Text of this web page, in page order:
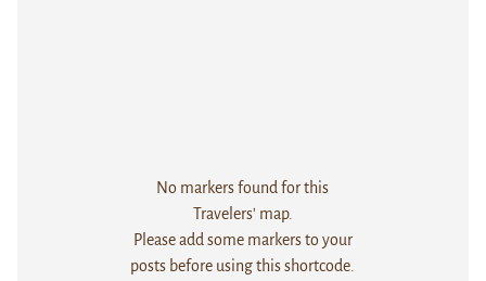
No markers found for this
Travelers' map.
Please add some markers to your
posts before using this shortcode.